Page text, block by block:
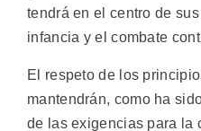
tendrá en el centro de
infancia y el combate
El respeto de los
mantendrán, como ha
de las exigencias para la